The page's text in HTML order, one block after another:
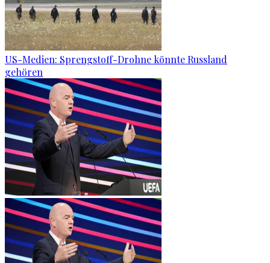
US-Medien: Sprengstoff-Drohne könnte Russland
gehören